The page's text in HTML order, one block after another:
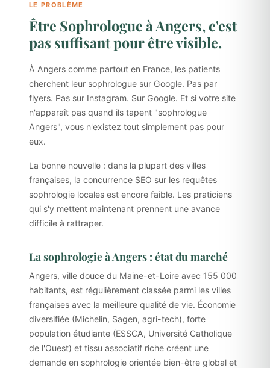
LE PROBLÈME
Être Sophrologue à Angers, c'est
pas suffisant pour être visible.
À Angers comme partout en France, les patients
cherchent leur sophrologue sur Google. Pas par
flyers. Pas sur Instagram. Sur Google. Et si votre site
n'apparaît pas quand ils tapent "sophrologue
Angers", vous n'existez tout simplement pas pour
eux.
La bonne nouvelle : dans la plupart des villes
françaises, la concurrence SEO sur les requêtes
sophrologie locales est encore faible. Les praticiens
qui s'y mettent maintenant prennent une avance
difficile à rattraper.
La sophrologie à Angers : état du marché
Angers, ville douce du Maine-et-Loire avec 155 000
habitants, est régulièrement classée parmi les villes
françaises avec la meilleure qualité de vie. Économie
diversifiée (Michelin, Sagen, agri-tech), forte
population étudiante (ESSCA, Université Catholique
de l'Ouest) et tissu associatif riche créent une
demande en sophrologie orientée bien-être global et